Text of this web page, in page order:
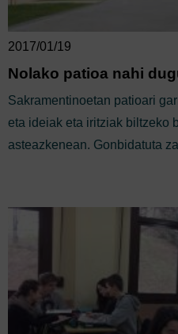
2017/01/19
Nolako patioa nahi
Sakramentinoetan patioari
eta ideiak eta iritziak biltzeko
asteazkenean. Gonbidatuta